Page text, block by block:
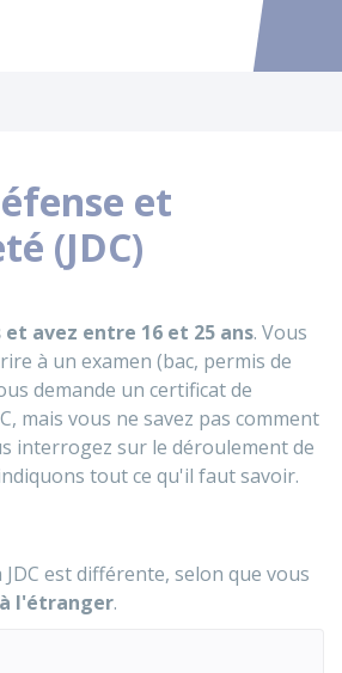
Accéder
et
(JDC)
et avez entre 16 et 25 ans. Vous
à un examen (bac, permis de
demande un certificat de
mais vous ne savez pas comment
interrogez sur le déroulement de
tout ce qu'il faut savoir.
est différente, selon que vous
à l'étranger.